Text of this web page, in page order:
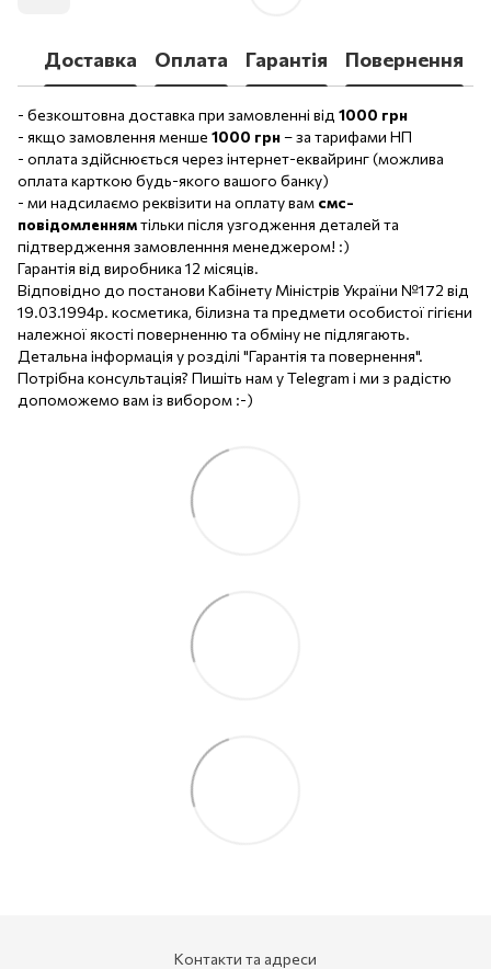
Доставка Оплата Гарантія Повернення
- безкоштовна доставка при замовленні від 1000 грн
- якщо замовлення менше 1000 грн– за тарифами НП
- оплата здійснюється через інтернет-еквайринг (можлива
оплата карткою будь-якого вашого банку)
- ми надсилаємо реквізити на оплату вам смс-
повідомленнямтільки після узгодження деталей та
підтвердження замовленння менеджером! :)
Гарантія від виробника 12 місяців.
Відповідно до постанови Кабінету Міністрів України №172 від
19.03.1994р. косметика, білизна та предмети особистої гігієни
належної якості поверненню та обміну не підлягають.
Детальна інформація у розділі "Гарантія та повернення".
Потрібна консультація? Пишіть нам у Telegram і ми з радістю
допоможемо вам із вибором :-)
Контакти та адреси